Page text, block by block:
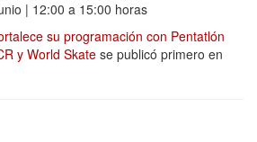
| 12:00 a 15:00 horas
su programación con Pentatlón
y World Skate se publicó primero en